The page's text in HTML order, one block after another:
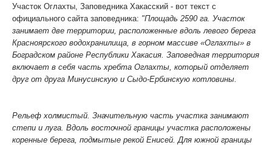
Участок Оглахты, Заповедника Хакасский - вот текст с
официального сайта заповедника: "Площадь 2590 га. Участок
занимает две территории, расположенные вдоль левого берега
Красноярского водохранилища, в горном массиве «Оглахты» в
Боградском районе Республики Хакасия. Заповедная территория
включает в себя часть хребта Оглахты, который отделяет
друг от друга Минусинскую и Сыдо-Ербинскую котловины.
Рельеф холмистый. Значительную часть участка занимают
степи и луга. Вдоль восточной границы участка расположены
коренные берега, подмытые рекой Енисей. Для южной границы